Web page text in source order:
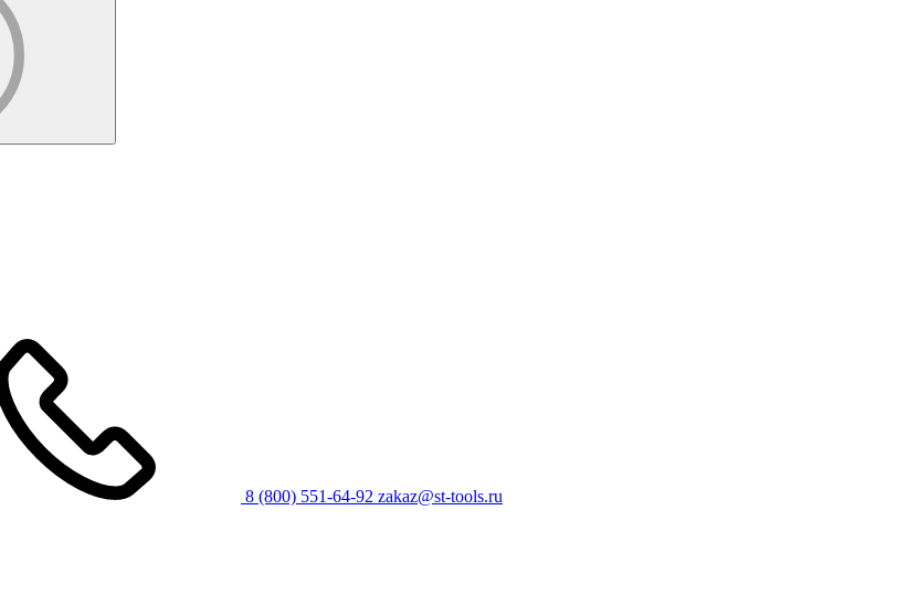
8 (800) 551-64-92 zakaz@st-tools.ru